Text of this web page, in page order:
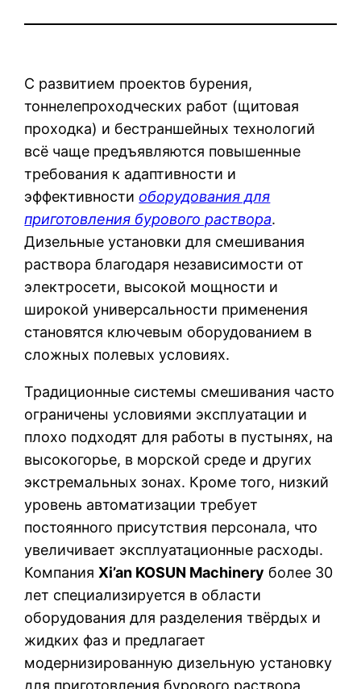
С развитием проектов бурения,
тоннелепроходческих работ (щитовая
проходка) и бестраншейных технологий
всё чаще предъявляются повышенные
требования к адаптивности и
эффективности оборудования для
приготовления бурового раствора.
Дизельные установки для смешивания
раствора благодаря независимости от
электросети, высокой мощности и
широкой универсальности применения
становятся ключевым оборудованием в
сложных полевых условиях.
Традиционные системы смешивания часто
ограничены условиями эксплуатации и
плохо подходят для работы в пустынях, на
высокогорье, в морской среде и других
экстремальных зонах. Кроме того, низкий
уровень автоматизации требует
постоянного присутствия персонала, что
увеличивает эксплуатационные расходы.
КомпанияXi’an KOSUN Machinery более 30
лет специализируется в области
оборудования для разделения твёрдых и
жидких фаз и предлагает
модернизированную дизельную установку
для приготовления бурового раствора,